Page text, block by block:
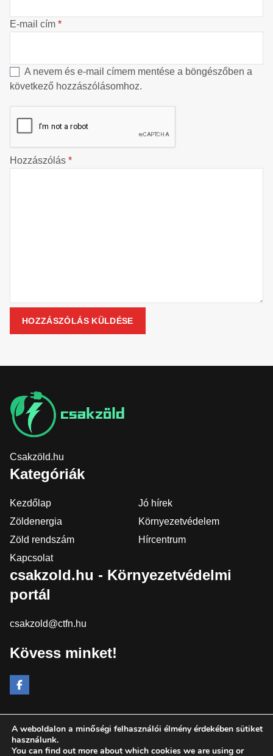
E-mail cím *
A nevem és e-mail címem mentése a böngészőben a
következő hozzászólásomhoz.
Hozzászólás *
Csakzöld.hu
Kategóriák
Kezdőlap
Jó hírek
Zöldenergia
Környezetvédelem
Zöld rendszám
Hírcentrum
Kapcsolat
csakzold.hu - Környezetvédelmi
portál
csakzold@ctfn.hu
Kövess minket!
Copyright © 2024 csakzold.hu. Minden jog fenntartva.
Általános Szerződési Feltételek
A weboldalon a minőségi felhasználói élmény érdekében sütiket
használunk.
You can find out more about which cookies we are using or